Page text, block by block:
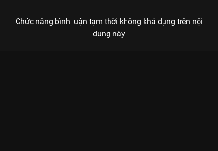
Chức năng bình luận tạm thời không khả dụng trên nội
dung này